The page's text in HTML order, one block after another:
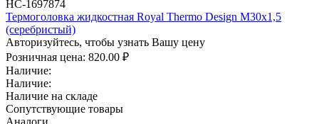
НС-1697874
Термоголовка жидкостная Royal Thermo Design М30х1,5
(серебристый)
Авторизуйтесь, чтобы узнать Вашу цену
Розничная цена: 820.00 ₽
Наличие:
Наличие:
Наличие на складе
Сопутствующие товары
Аналоги